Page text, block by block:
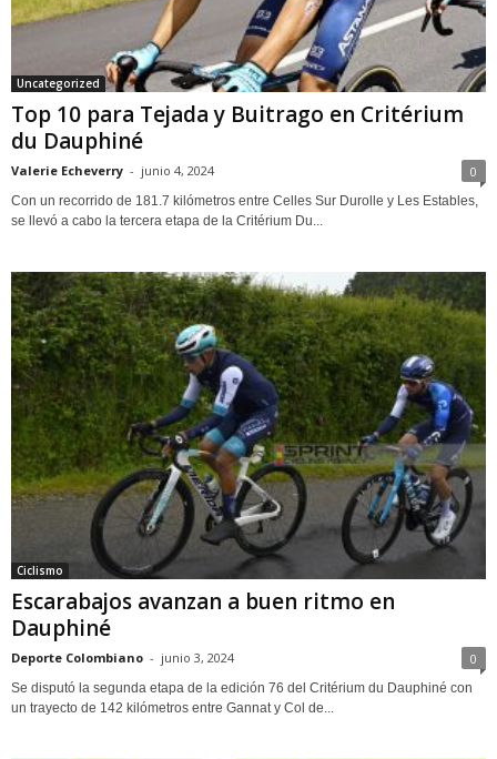
Uncategorized
Top 10 para Tejada y Buitrago en Critérium
du Dauphiné
Valerie Echeverry - junio 4, 2024 0
Con un recorrido de 181.7 kilómetros entre Celles Sur Durolle y Les Estables,
se llevó a cabo la tercera etapa de la Critérium Du...
Ciclismo
Escarabajos avanzan a buen ritmo en
Dauphiné
Deporte Colombiano - junio 3, 2024 0
Se disputó la segunda etapa de la edición 76 del Critérium du Dauphiné con
un trayecto de 142 kilómetros entre Gannat y Col de...